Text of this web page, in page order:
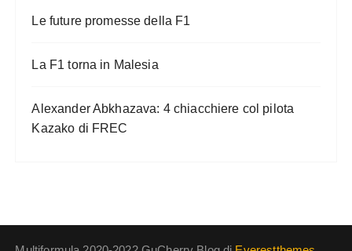
Le future promesse della F1
La F1 torna in Malesia
Alexander Abkhazava: 4 chiacchiere col pilota
Kazako di FREC